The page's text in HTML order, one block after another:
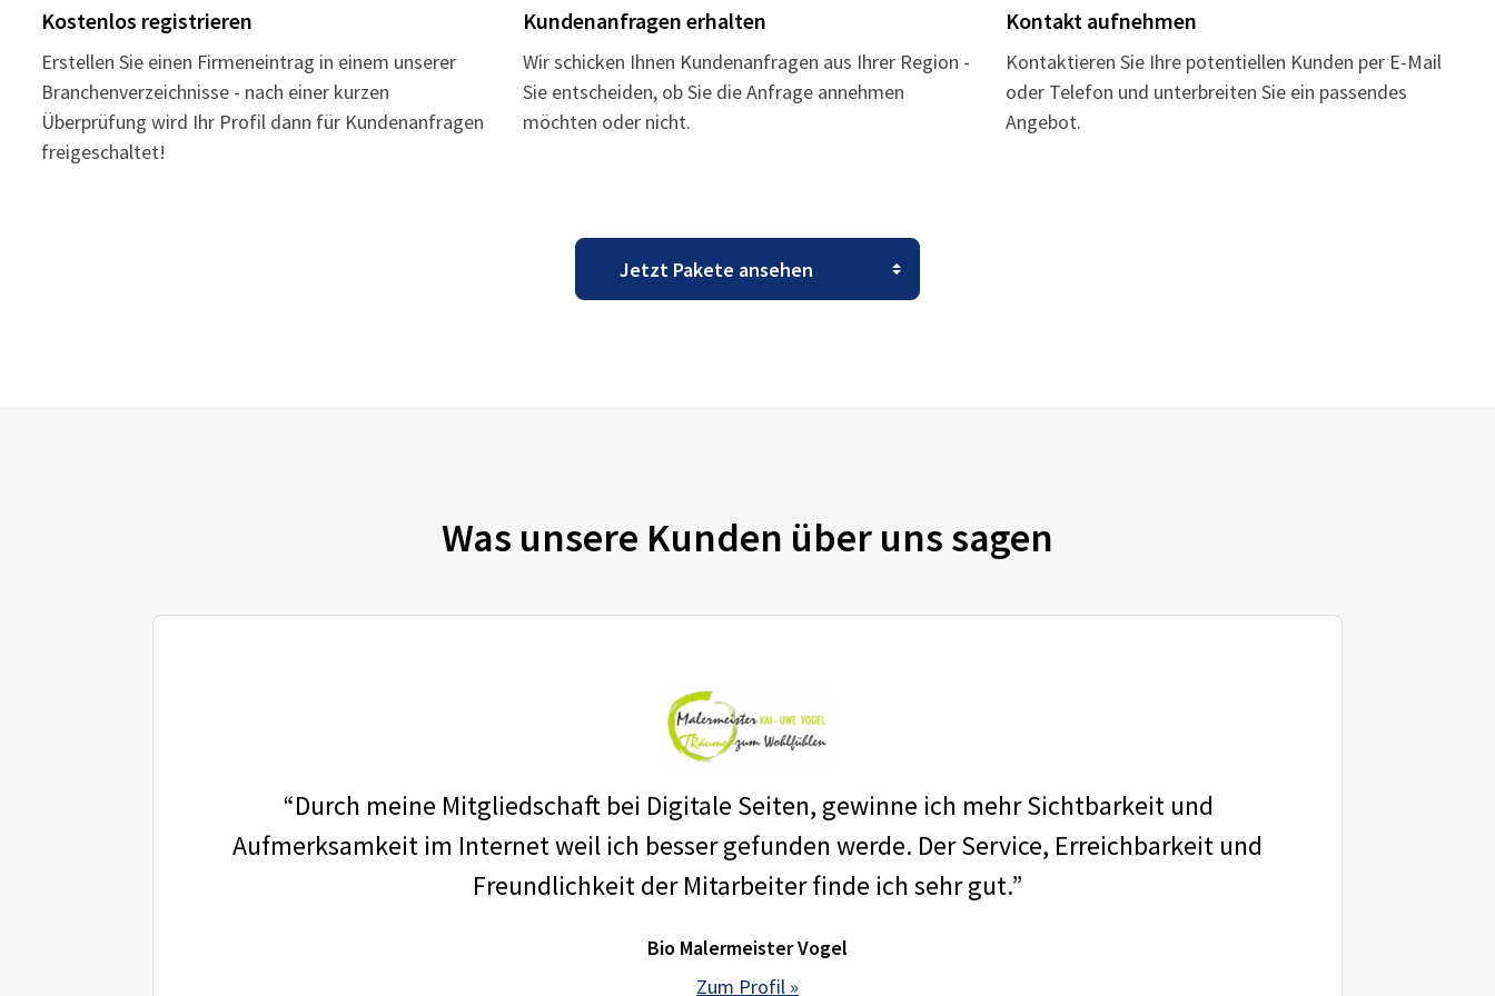
Kostenlos registrieren
Erstellen Sie einen Firmeneintrag in einem unserer
Branchenverzeichnisse - nach einer kurzen
Überprüfung wird Ihr Profil dann für Kundenanfragen
freigeschaltet!
Kundenanfragen erhalten
Wir schicken Ihnen Kundenanfragen aus Ihrer Region -
Sie entscheiden, ob Sie die Anfrage annehmen
möchten oder nicht.
Kontakt aufnehmen
Kontaktieren Sie Ihre potentiellen Kunden per E-Mail
oder Telefon und unterbreiten Sie ein passendes
Angebot.
Was unsere Kunden über uns sagen
“Durch meine Mitgliedschaft bei Digitale Seiten, gewinne ich mehr Sichtbarkeit und
Aufmerksamkeit im Internet weil ich besser gefunden werde. Der Service, Erreichbarkeit und
Freundlichkeit der Mitarbeiter finde ich sehr gut.”
Bio Malermeister Vogel
Zum Profil »